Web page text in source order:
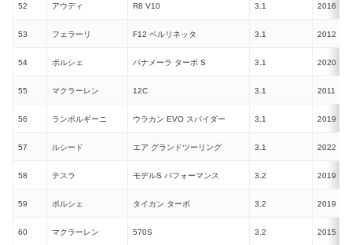
52 アウディ R8 V10 3.1 2016
53 フェラーリ F12 ベルリネッタ 3.1 2012
54 ポルシェ パナメーラ ターボ S 3.1 2020
55 マクラーレン 12C 3.1 2011
56 ランボルギーニ ウラカン EVO スパイダー 3.1 2019
57 ルシード エア グランドツーリング 3.1 2022
58 テスラ モデルS パフォーマンス 3.2 2019
59 ポルシェ タイカン ターボ 3.2 2019
60 マクラーレン 570S 3.2 2015